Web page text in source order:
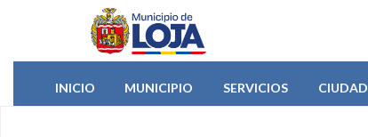
Pasar al contenido principal
INICIO
MUNICIPIO SERVICIOS CIUDAD